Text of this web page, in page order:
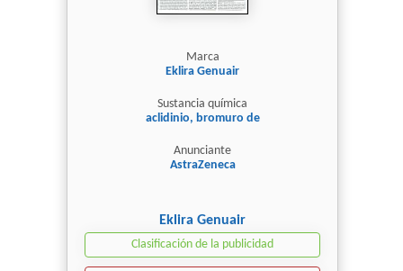
Marca
Eklira Genuair
Sustancia química
aclidinio, bromuro de
Anunciante
AstraZeneca
Eklira Genuair
Clasificación de la publicidad